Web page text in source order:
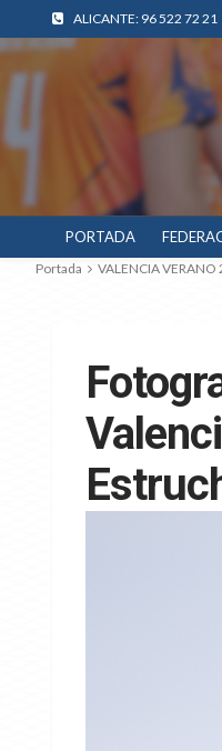
ALICANTE: 96 522 72 21
PORTADA
Portada VALENCIA VERANO